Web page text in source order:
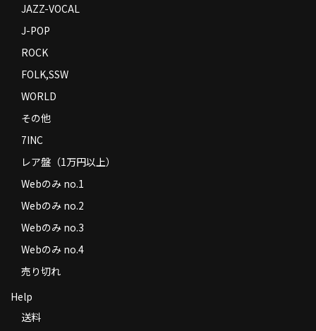
JAZZ-VOCAL
J-POP
ROCK
FOLK,SSW
WORLD
その他
7INC
レア盤（1万円以上）
Webのみ no.1
Webのみ no.2
Webのみ no.3
Webのみ no.4
売り切れ
Help
送料